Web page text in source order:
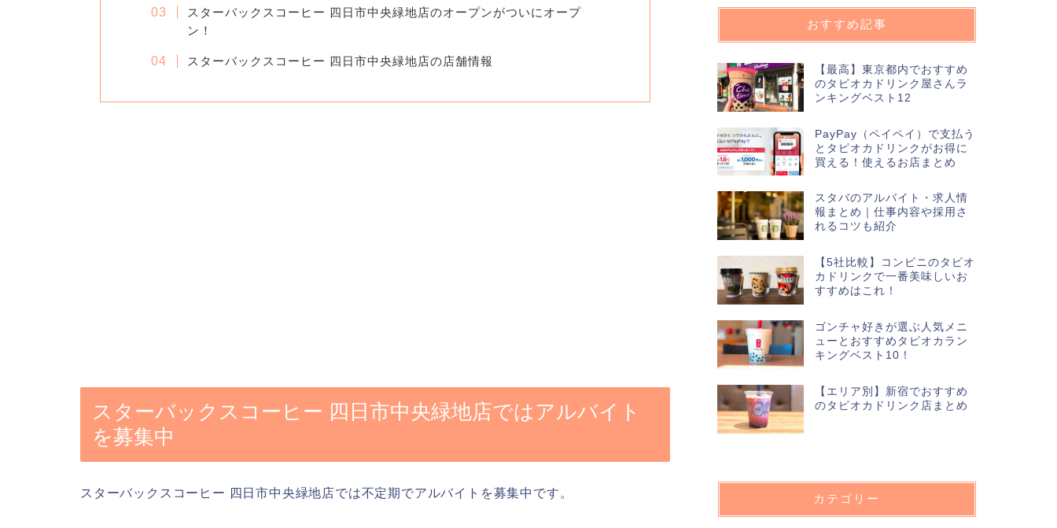
スターバックスコーヒー 四日市中央緑地店のオープンがついにオープ
ン！
スターバックスコーヒー 四日市中央緑地店の店舗情報
スターバックスコーヒー 四日市中央緑地店ではアルバイト
を募集中
スターバックスコーヒー 四日市中央緑地店では不定期でアルバイトを募集中です。
おすすめ記事
【最高】東京都内でおすすめ
のタピオカドリンク屋さんラ
ンキングベスト12
PayPay（ペイペイ）で支払う
とタピオカドリンクがお得に
買える！使えるお店まとめ
スタバのアルバイト・求人情
報まとめ｜仕事内容や採用さ
れるコツも紹介
【5社比較】コンビニのタピオ
カドリンクで一番美味しいお
すすめはこれ！
ゴンチャ好きが選ぶ人気メニ
ューとおすすめタピオカラン
キングベスト10！
【エリア別】新宿でおすすめ
のタピオカドリンク店まとめ
カテゴリー